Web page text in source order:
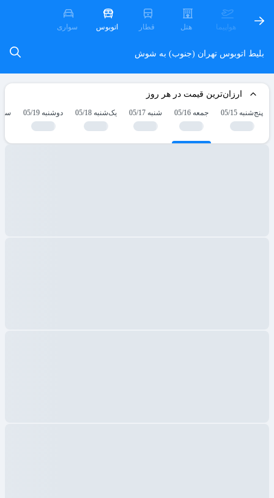
هواپیما هتل قطار اتوبوس سواری
بلیط اتوبوس تهران (جنوب) به شوش
ارزان‌ترین قیمت در هر روز
پنج‌شنبه 05/15 جمعه 05/16 شنبه 05/17 یک‌شنبه 05/18 دوشنبه 05/19